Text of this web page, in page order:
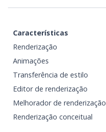
Características
Renderização
Animações
Transferência de estilo
Editor de renderização
Melhorador de renderização
Renderização conceitual